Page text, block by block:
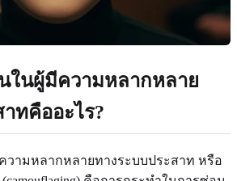
ในผู้มีความหลากหลาย
ทคืออะไร?
วามหลากหลายทางระบบประสาท หรือ